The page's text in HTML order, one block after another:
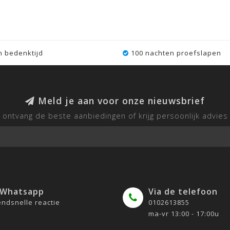
bedenktijd 100 nachten proefslapen
Meld je aan voor onze nieuwsbrief
ontvang de beste aanbiedingen of krijg persoonlijk advies
reactie
Via de telefoon
0102613855
ma-vr 13:00 - 17:00u